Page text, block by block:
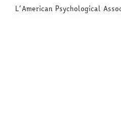
L’American Psychological